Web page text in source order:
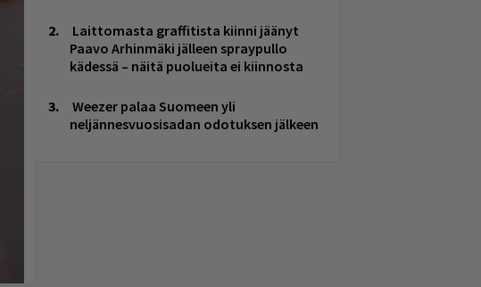
Laittomasta graffitista kiinni jäänyt
Paavo Arhinmäki jälleen spraypullo
kädessä – näitä puolueita ei kiinnosta
Weezer palaa Suomeen yli
neljännesvuosisadan odotuksen jälkeen